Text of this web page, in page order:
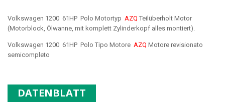
Volkswagen 1200 61HP Polo Motortyp AZQ Teilüberholt Motor
(Motorblock, Ölwanne, mit komplett Zylinderkopf alles montiert).
Volkswagen 1200 61HP Polo Tipo Motore AZQ Motore revisionato
semicompleto
DATENBLATT